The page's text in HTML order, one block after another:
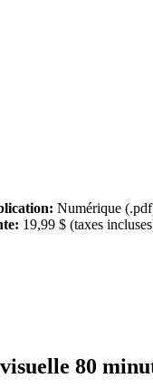
Numérique
19,99 $ (taxes
80